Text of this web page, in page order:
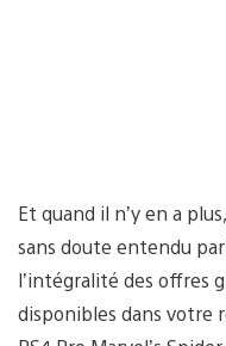
Et quand il n’y en a
sans doute entendu
l’intégralité des offres
disponibles dans votre